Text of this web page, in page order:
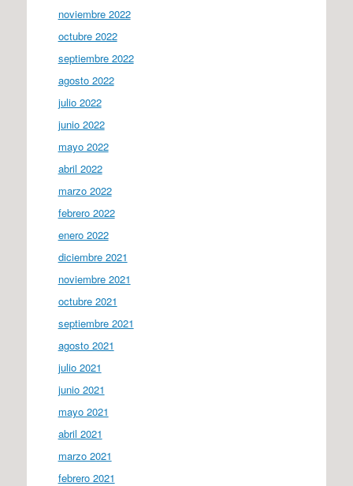
noviembre 2022
octubre 2022
septiembre 2022
agosto 2022
julio 2022
junio 2022
mayo 2022
abril 2022
marzo 2022
febrero 2022
enero 2022
diciembre 2021
noviembre 2021
octubre 2021
septiembre 2021
agosto 2021
julio 2021
junio 2021
mayo 2021
abril 2021
marzo 2021
febrero 2021